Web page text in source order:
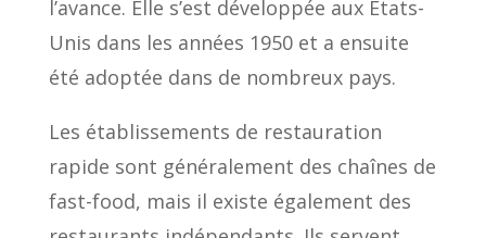
l’avance. Elle s’est développée aux États-
Unis dans les années 1950 et a ensuite
été adoptée dans de nombreux pays.
Les établissements de restauration
rapide sont généralement des chaînes de
fast-food, mais il existe également des